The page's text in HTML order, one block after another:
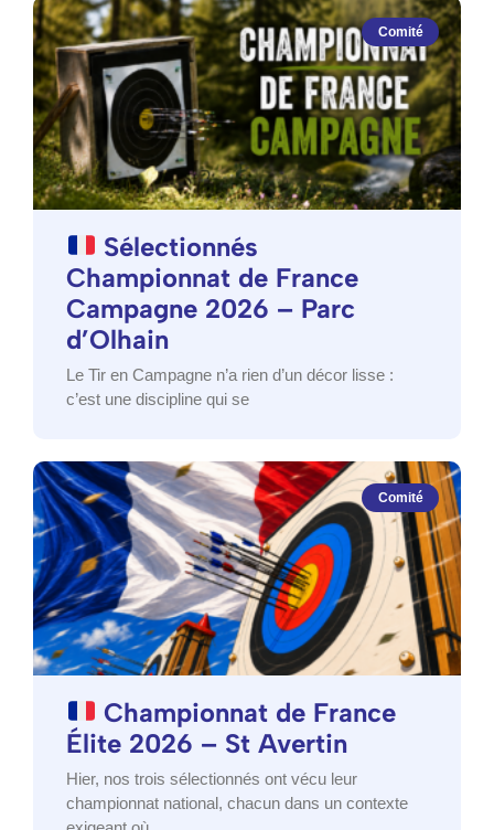
Comité
Sélectionnés
Championnat de France
Campagne 2026 – Parc
d’Olhain
Le Tir en Campagne n’a rien d’un décor lisse :
c’est une discipline qui se
Comité
Championnat de France
Élite 2026 – St Avertin
Hier, nos trois sélectionnés ont vécu leur
championnat national, chacun dans un contexte